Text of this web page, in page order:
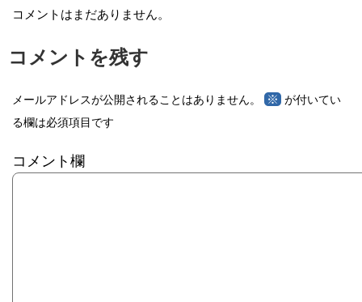
コメントはまだありません。
コメントを残す
メールアドレスが公開されることはありません。 ※ が付いてい
る欄は必須項目です
コメント欄